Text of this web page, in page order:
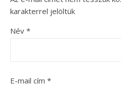
karakterrel jelöltük
Név *
E-mail cím *